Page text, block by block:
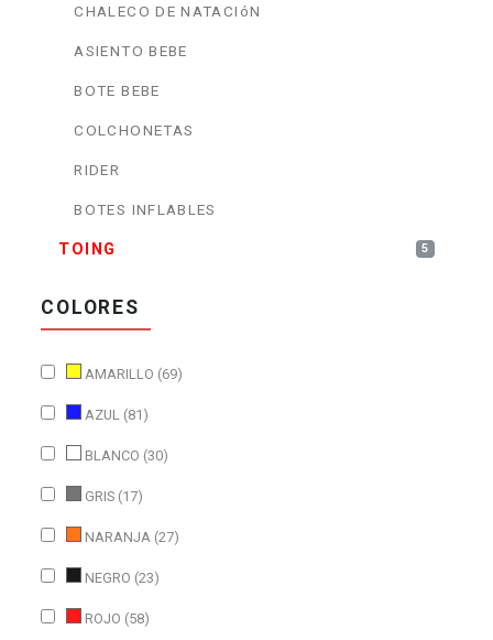
CHALECO DE NATACIóN
ASIENTO BEBE
BOTE BEBE
COLCHONETAS
RIDER
BOTES INFLABLES
TOING 5
COLORES
AMARILLO (69)
AZUL (81)
BLANCO (30)
GRIS (17)
NARANJA (27)
NEGRO (23)
ROJO (58)